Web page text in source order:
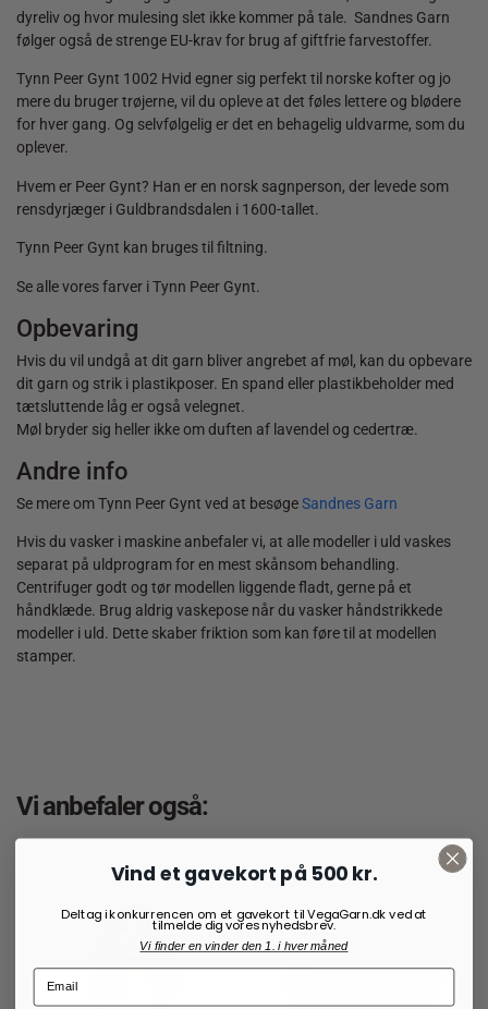
dyreliv og hvor mulesing slet ikke kommer på tale. Sandnes Garn
følger også de strenge EU-krav for brug af giftfrie farvestoffer.
Tynn Peer Gynt 1002 Hvid egner sig perfekt til norske kofter og jo
mere du bruger trøjerne, vil du opleve at det føles lettere og blødere
for hver gang. Og selvfølgelig er det en behagelig uldvarme, som du
oplever.
Hvem er Peer Gynt? Han er en norsk sagnperson, der levede som
rensdyrjæger i Guldbrandsdalen i 1600-tallet.
Tynn Peer Gynt kan bruges til filtning.
Se alle vores farver i Tynn Peer Gynt.
Opbevaring
Hvis du vil undgå at dit garn bliver angrebet af møl, kan du opbevare
dit garn og strik i plastikposer. En spand eller plastikbeholder med
tætsluttende låg er også velegnet.
Møl bryder sig heller ikke om duften af lavendel og cedertræ.
Andre info
Se mere om Tynn Peer Gynt ved at besøgeSandnes Garn
Hvis du vasker i maskine anbefaler vi, at alle modeller i uld vaskes
separat på uldprogram for en mest skånsom behandling.
Centrifuger godt og tør modellen liggende fladt, gerne på et
håndklæde. Brug aldrig vaskepose når du vasker håndstrikkede
modeller i uld. Dette skaber friktion som kan føre til at modellen
stamper.
Vi anbefaler også:
Vind et gavekort på 500 kr.
Deltag i konkurrencen om et gavekort til VegaGarn.dk ved at
tilmelde dig vores nyhedsbrev.
Vi finder en vinder den 1. i hver måned